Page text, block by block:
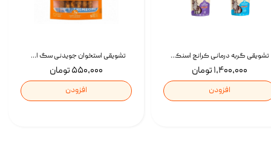
تشویقی استخوان جویدنی سگ اسنکی کرانچی با طعم مرغ Snacky Crunchy Munchy وزن 100 گرم
۵۵۰,۰۰۰ تومان
افزودن
تشویقی گربه درمانی کرانچ اسنکی با طعم میکس Snacky Crunch Cat Treats وزن 60 گرم بسته 4 عددی
۱,۴۰۰,۰۰۰ تومان
افزودن